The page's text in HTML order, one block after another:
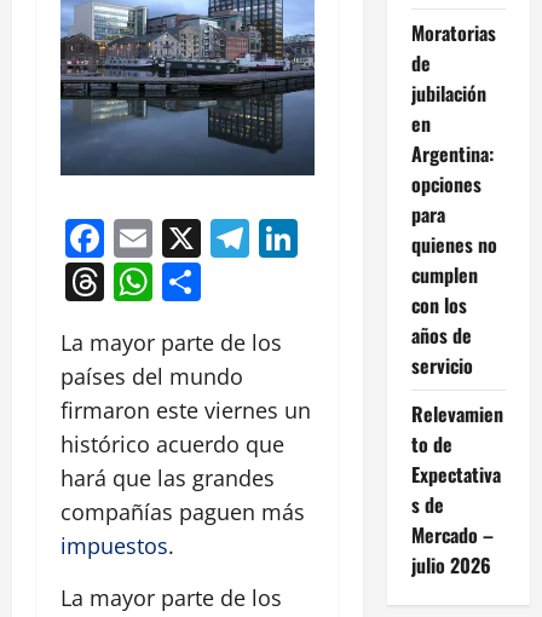
Facebook
Email
X Telegram
LinkedIn
Threads
WhatsApp
La mayor parte de los
países del mundo
firmaron este viernes un
histórico acuerdo que
hará que las grandes
compañías paguen más
impuestos.
La mayor parte de los
Moratorias
de
jubilación
en
Argentina:
opciones
para
quienes no
cumplen
con los
años de
servicio
Relevamien
to de
Expectativa
s de
Mercado –
julio 2026